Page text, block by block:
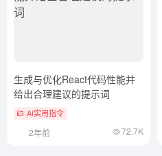
生成与优化React代码性能并
给出合理建议的提示词
AI实用指令
2年前 72.7K